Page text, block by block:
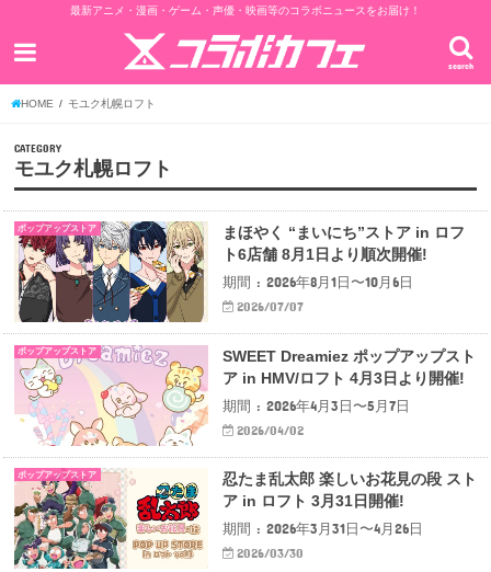
最新アニメ・漫画・ゲーム・声優・映画等のコラボニュースをお届け！
search
HOME モユク札幌ロフト
CATEGORY
モユク札幌ロフト
ポップアップストア
まほやく “まいにち”ストア in ロフ
ト6店舗 8月1日より順次開催!
期間 : 2026年8月1日〜10月6日
2026/07/07
ポップアップストア
SWEET Dreamiez ポップアップスト
ア in HMV/ロフト 4月3日より開催!
期間 : 2026年4月3日〜5月7日
2026/04/02
ポップアップストア
忍たま乱太郎 楽しいお花見の段 スト
ア in ロフト 3月31日開催!
期間 : 2026年3月31日〜4月26日
2026/03/30